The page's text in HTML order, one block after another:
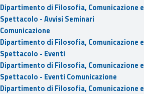
Dipartimento di Filosofia, Comunicazione e
Spettacolo - Avvisi Seminari
Comunicazione
Dipartimento di Filosofia, Comunicazione e
Spettacolo - Eventi
Dipartimento di Filosofia, Comunicazione e
Spettacolo - Eventi Comunicazione
Dipartimento di Filosofia, Comunicazione e